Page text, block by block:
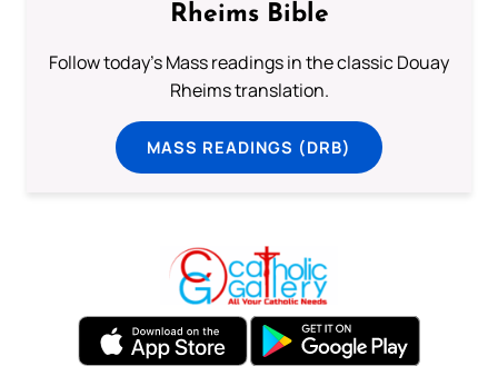
Rheims Bible
Follow today's Mass readings in the classic Douay
Rheims translation.
MASS READINGS (DRB)